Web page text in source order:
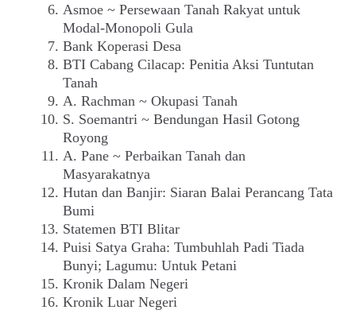
Asmoe ~ Persewaan Tanah Rakyat untuk
Modal-Monopoli Gula
Bank Koperasi Desa
BTI Cabang Cilacap: Penitia Aksi Tuntutan
Tanah
A. Rachman ~ Okupasi Tanah
S. Soemantri ~ Bendungan Hasil Gotong
Royong
A. Pane ~ Perbaikan Tanah dan
Masyarakatnya
Hutan dan Banjir: Siaran Balai Perancang Tata
Bumi
Statemen BTI Blitar
Puisi Satya Graha: Tumbuhlah Padi Tiada
Bunyi; Lagumu: Untuk Petani
Kronik Dalam Negeri
Kronik Luar Negeri